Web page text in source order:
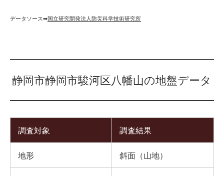
データソース➡︎国立研究開発法人防災科学技術研究所
静岡市静岡市駿河区八幡山の地盤データ
調査対象 調査結果
地形 斜面（山地）